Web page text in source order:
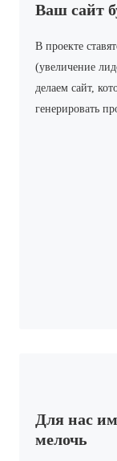
Ваш сайт
В проекте
(увеличение
делаем сайт,
генерировать
Для нас
мелочь